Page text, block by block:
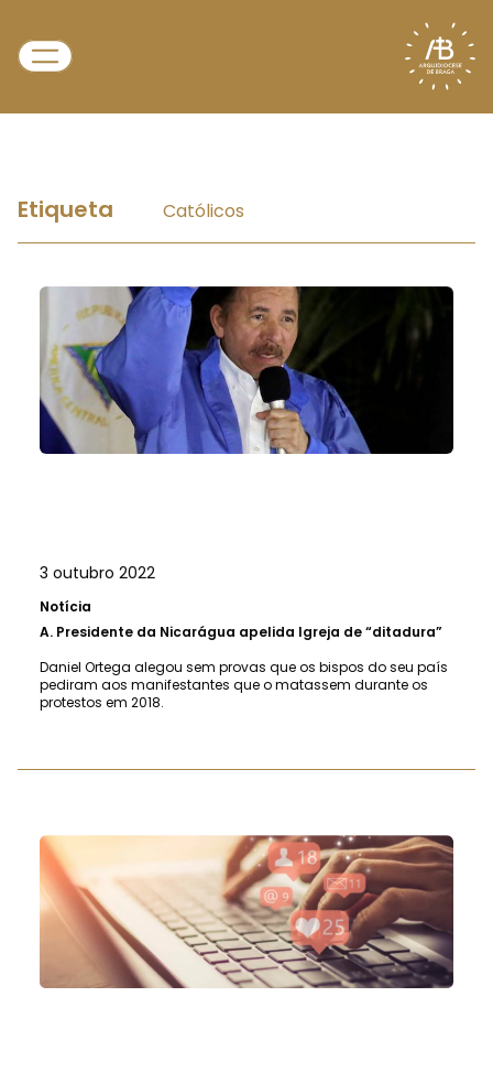
Etiqueta Católicos
3 outubro 2022
Notícia
A. Presidente da Nicarágua apelida Igreja de “ditadura”
Daniel Ortega alegou sem provas que os bispos do seu país
pediram aos manifestantes que o matassem durante os
protestos em 2018.